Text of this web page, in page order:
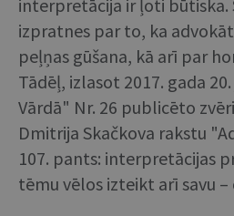
interpretācija ir ļoti
izpratnes par to, ka
peļņas gūšana, kā arī par
Tādēļ, izlasot 2017. gada
Vārdā" Nr. 26 publicēto
Dmitrija Skačkova rakstu
107. pants: interpretācijas
tēmu vēlos izteikt arī savu